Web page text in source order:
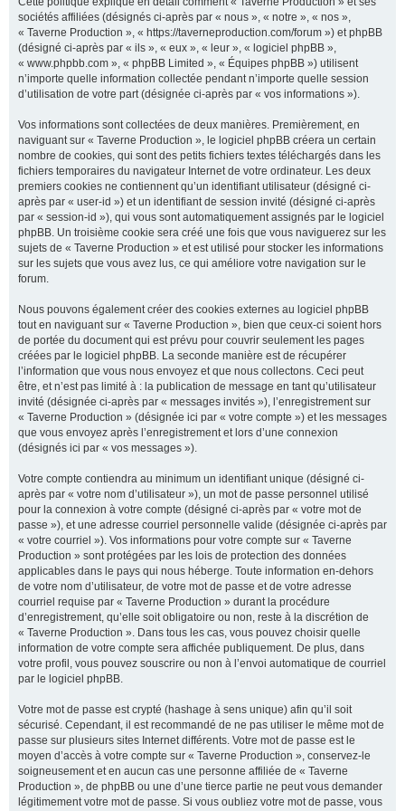
sociétés affiliées (désignés ci-après par « nous », « notre », « nos »,
« Taverne Production », « https://taverneproduction.com/forum ») et phpBB
(désigné ci-après par « ils », « eux », « leur », « logiciel phpBB »,
« www.phpbb.com », « phpBB Limited », « Équipes phpBB ») utilisent
n’importe quelle information collectée pendant n’importe quelle session
d’utilisation de votre part (désignée ci-après par « vos informations »).
Vos informations sont collectées de deux manières. Premièrement, en
naviguant sur « Taverne Production », le logiciel phpBB créera un certain
nombre de cookies, qui sont des petits fichiers textes téléchargés dans les
fichiers temporaires du navigateur Internet de votre ordinateur. Les deux
premiers cookies ne contiennent qu’un identifiant utilisateur (désigné ci-
après par « user-id ») et un identifiant de session invité (désigné ci-après
par « session-id »), qui vous sont automatiquement assignés par le logiciel
phpBB. Un troisième cookie sera créé une fois que vous naviguerez sur les
sujets de « Taverne Production » et est utilisé pour stocker les informations
sur les sujets que vous avez lus, ce qui améliore votre navigation sur le
forum.
Nous pouvons également créer des cookies externes au logiciel phpBB
tout en naviguant sur « Taverne Production », bien que ceux-ci soient hors
de portée du document qui est prévu pour couvrir seulement les pages
créées par le logiciel phpBB. La seconde manière est de récupérer
l’information que vous nous envoyez et que nous collectons. Ceci peut
être, et n’est pas limité à : la publication de message en tant qu’utilisateur
invité (désignée ci-après par « messages invités »), l’enregistrement sur
« Taverne Production » (désignée ici par « votre compte ») et les messages
que vous envoyez après l’enregistrement et lors d’une connexion
(désignés ici par « vos messages »).
Votre compte contiendra au minimum un identifiant unique (désigné ci-
après par « votre nom d’utilisateur »), un mot de passe personnel utilisé
pour la connexion à votre compte (désigné ci-après par « votre mot de
passe »), et une adresse courriel personnelle valide (désignée ci-après par
« votre courriel »). Vos informations pour votre compte sur « Taverne
Production » sont protégées par les lois de protection des données
applicables dans le pays qui nous héberge. Toute information en-dehors
de votre nom d’utilisateur, de votre mot de passe et de votre adresse
courriel requise par « Taverne Production » durant la procédure
d’enregistrement, qu’elle soit obligatoire ou non, reste à la discrétion de
« Taverne Production ». Dans tous les cas, vous pouvez choisir quelle
information de votre compte sera affichée publiquement. De plus, dans
votre profil, vous pouvez souscrire ou non à l’envoi automatique de courriel
par le logiciel phpBB.
Votre mot de passe est crypté (hashage à sens unique) afin qu’il soit
sécurisé. Cependant, il est recommandé de ne pas utiliser le même mot de
passe sur plusieurs sites Internet différents. Votre mot de passe est le
moyen d’accès à votre compte sur « Taverne Production », conservez-le
soigneusement et en aucun cas une personne affiliée de « Taverne
Production », de phpBB ou une d’une tierce partie ne peut vous demander
légitimement votre mot de passe. Si vous oubliez votre mot de passe, vous